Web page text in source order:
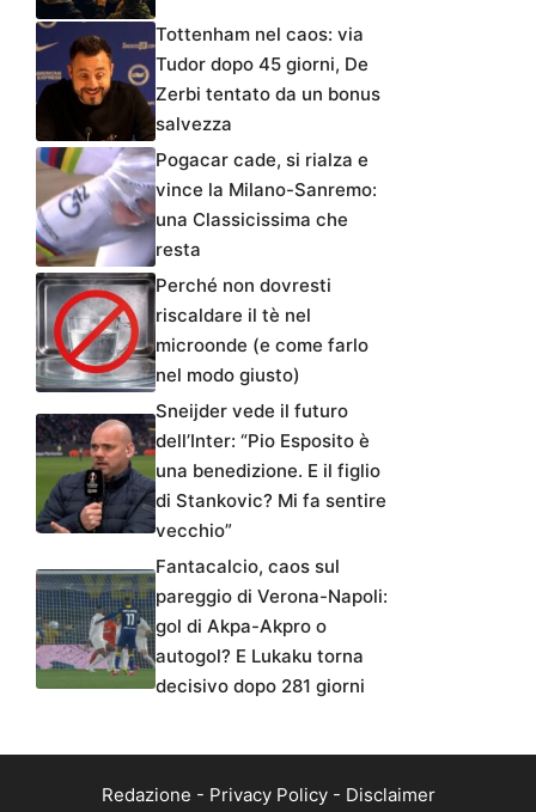
Tottenham nel caos: via
Tudor dopo 45 giorni, De
Zerbi tentato da un bonus
salvezza
Pogacar cade, si rialza e
vince la Milano-Sanremo:
una Classicissima che
resta
Perché non dovresti
riscaldare il tè nel
microonde (e come farlo
nel modo giusto)
Sneijder vede il futuro
dell’Inter: “Pio Esposito è
una benedizione. E il figlio
di Stankovic? Mi fa sentire
vecchio”
Fantacalcio, caos sul
pareggio di Verona-Napoli:
gol di Akpa-Akpro o
autogol? E Lukaku torna
decisivo dopo 281 giorni
Redazione - Privacy Policy- Disclaimer